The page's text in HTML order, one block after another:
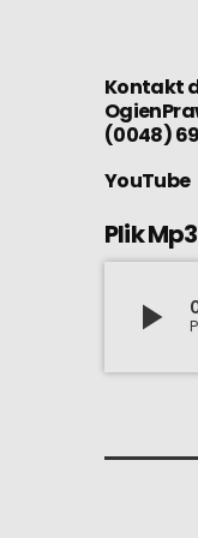
Kontakt
(0048)
YouTube
Plik
play_arrow